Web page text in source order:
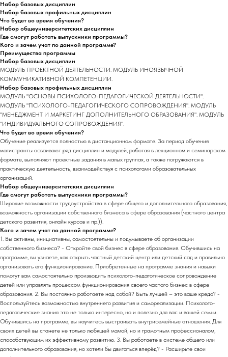
Набор базовых дисциплин
Набор базовых профильных дисциплин
Что будет во время обучения?
Набор общеуниверситетских дисциплин
Где смогут работать выпускники программы?
Кого и зачем учат по данной программе?
Преимущества программы
Набор базовых дисциплин
МОДУЛЬ ПРОЕКТНОЙ ДЕЯТЕЛЬНОСТИ. МОДУЛЬ ИНОЯЗЫЧНОЙ
КОММУНИКАТИВНОЙ КОМПЕТЕНЦИИ.
Набор базовых профильных дисциплин
МОДУЛЬ "ОСНОВЫ ПСИХОЛОГО-ПЕДАГОГИЧЕСКОЙ ДЕЯТЕЛЬНОСТИ".
МОДУЛЬ "ПСИХОЛОГО-ПЕДАГОГИЧЕСКОГО СОПРОВОЖДЕНИЯ". МОДУЛЬ
"МЕНЕДЖМЕНТ И МАРКЕТИНГ ДОПОЛНИТЕЛЬНОГО ОБРАЗОВАНИЯ". МОДУЛЬ
"ИНДИВИДУАЛЬНОГО СОПРОВОЖДЕНИЯ".
Что будет во время обучения?
Обучение реализуется полностью в дистанционном формате. За период обучения
магистранты осваивают ряд дисциплин и модулей, работая в лекционном и семинарском
формате, выполняют проектные задания в малых группах, а также погружаются в
практическую деятельность, взаимодействуя с психологами образовательных
организаций.
Набор общеуниверситетских дисциплин
Где смогут работать выпускники программы?
Широкие возможности трудоустройства в сфере общего и дополнительного образования,
возможность организации собственного бизнеса в сфере образования (частного центра
детского развития, онлайн курсов и пр.)).
Кого и зачем учат по данной программе?
1. Вы активны, инициативны, самостоятельны и подумываете об организации
собственного бизнеса? - Откройте свой бизнес в сфере образования. Обучившись на
программе, вы узнаете, как открыть частный детский центр или детский сад и правильно
организовать его функционирование. Приобретенные на программе знания и навыки
помогут вам самостоятельно производить психолого-педагогическое сопровождение
детей или управлять процессом функционирования своего частого бизнес в сфере
образования. 2. Вы постоянно работаете над собой? Быть лучшей – это ваше кредо? -
Воспользуйтесь возможностью внутреннего развития и самореализации. Психолого-
педагогические знания это не только интересно, но и полезно для вас и вашей семьи.
Обучившись на программе, вы научитесь выстраивать внутрисемейные отношения. Для
своих детей вы станете не только любящей мамой, но и грамотным профессионалом,
способствующим их эффективному развитию. 3. Вы работаете в системе общего или
дополнительного образования, но хотели бы двигаться вперёд? - Расширьте свои